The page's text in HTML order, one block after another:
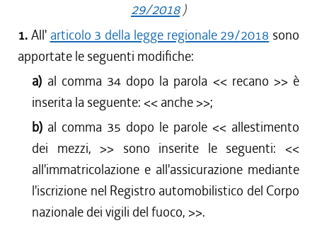
29/2018)
1. All' articolo 3 della legge regionale 29/2018 sono
apportate le seguenti modifiche:
a) al comma 34 dopo la parola << recano >> è
inserita la seguente: << anche>>;
b) al comma 35 dopo le parole << allestimento
dei mezzi, >> sono inserite le seguenti: <<
all'immatricolazione e all'assicurazione mediante
l'iscrizione nel Registro automobilistico del Corpo
nazionale dei vigili del fuoco, >>.